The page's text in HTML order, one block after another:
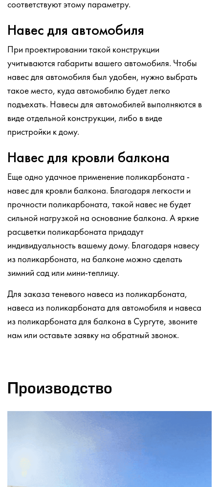
соответствуют этому параметру.
Навес для автомобиля
При проектировании такой конструкции
учитываются габариты вашего автомобиля. Чтобы
навес для автомобиля был удобен, нужно выбрать
такое место, куда автомобилю будет легко
подъехать. Навесы для автомобилей выполняются в
виде отдельной конструкции, либо в виде
пристройки к дому.
Навес для кровли балкона
Еще одно удачное применение поликарбоната -
навес для кровли балкона. Благодаря легкости и
прочности поликарбоната, такой навес не будет
сильной нагрузкой на основание балкона. А яркие
расцветки поликарбоната придадут
индивидуальность вашему дому. Благодаря навесу
из поликарбоната, на балконе можно сделать
зимний сад или мини-теплицу.
Для заказа теневого навеса из поликарбоната,
навеса из поликарбоната для автомобиля и навеса
из поликарбоната для балкона в Сургуте, звоните
нам или оставьте заявку на обратный звонок.
Производство